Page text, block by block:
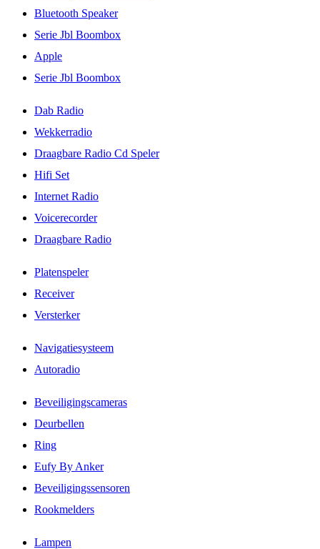
Bluetooth Speaker
Serie Jbl Boombox
Apple
Serie Jbl Boombox
Dab Radio
Wekkerradio
Draagbare Radio Cd Speler
Hifi Set
Internet Radio
Voicerecorder
Draagbare Radio
Platenspeler
Receiver
Versterker
Navigatiesysteem
Autoradio
Beveiligingscameras
Deurbellen
Ring
Eufy By Anker
Beveiligingssensoren
Rookmelders
Lampen